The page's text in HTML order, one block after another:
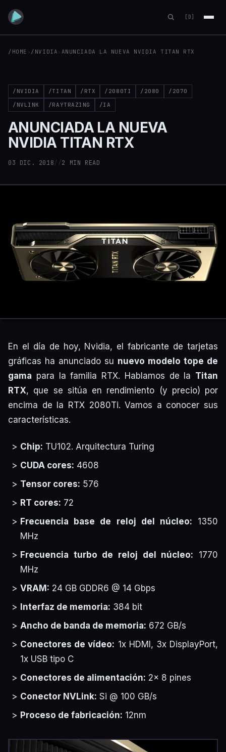
[D]
/HOME › /NVIDIA › ANUNCIADA LA NUEVA NVIDIA TITAN RTX
/NVIDIA /TITAN /RTX /2080TI /2080
/2070
/NVLINK
/RAYTRAZING /IA
ANUNCIADA LA NUEVA
NVIDIA TITAN RTX
03 DIC. 2018//2 MIN READ
En el día de hoy, Nvidia, el fabricante de tarjetas
gráficas ha anunciado su nuevo modelo tope de
gama para la familia RTX. Hablamos de la Titan
RTX, que se sitúa en rendimiento (y precio) por
encima de la RTX 2080Ti. Vamos a conocer sus
características.
Chip: TU102. Arquitectura Turing
CUDA cores: 4608
Tensor cores: 576
RT cores: 72
Frecuencia base de reloj del núcleo: 1350
MHz
Frecuencia turbo de reloj del núcleo: 1770
MHz
VRAM: 24 GB GDDR6 @ 14 Gbps
Interfaz de memoria: 384 bit
Ancho de banda de memoria: 672 GB/s
Conectores de vídeo: 1x HDMI, 3x DisplayPort,
1x USB tipo C
Conectores de alimentación: 2x 8 pines
Conector NVLink: Si @ 100 GB/s
Proceso de fabricación: 12nm